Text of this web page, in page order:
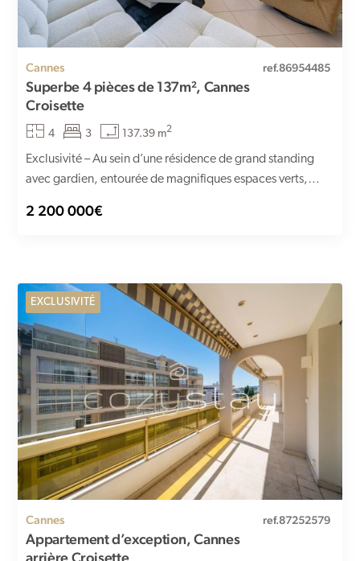
Cannes ref.86954485
Superbe 4 pièces de 137m², Cannes
Croisette
4 3 137.39 m2
Exclusivité – Au sein d’une résidence de grand standing
avec gardien, entourée de magnifiques espaces verts,
2 200 000€
EXCLUSIVITÉ
Cannes ref.87252579
Appartement d’exception, Cannes
arrière Croisette